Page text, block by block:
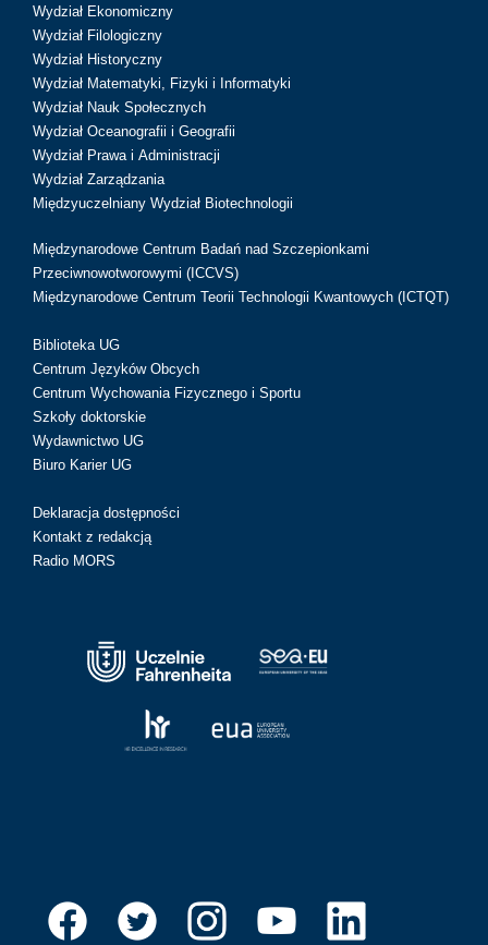
Wydział Ekonomiczny
Wydział Filologiczny
Wydział Historyczny
Wydział Matematyki, Fizyki i Informatyki
Wydział Nauk Społecznych
Wydział Oceanografii i Geografii
Wydział Prawa i Administracji
Wydział Zarządzania
Międzyuczelniany Wydział Biotechnologii
Międzynarodowe Centrum Badań nad Szczepionkami
Przeciwnowotworowymi (ICCVS)
Międzynarodowe Centrum Teorii Technologii Kwantowych (ICTQT)
Biblioteka UG
Centrum Języków Obcych
Centrum Wychowania Fizycznego i Sportu
Szkoły doktorskie
Wydawnictwo UG
Biuro Karier UG
Deklaracja dostępności
Kontakt z redakcją
Radio MORS